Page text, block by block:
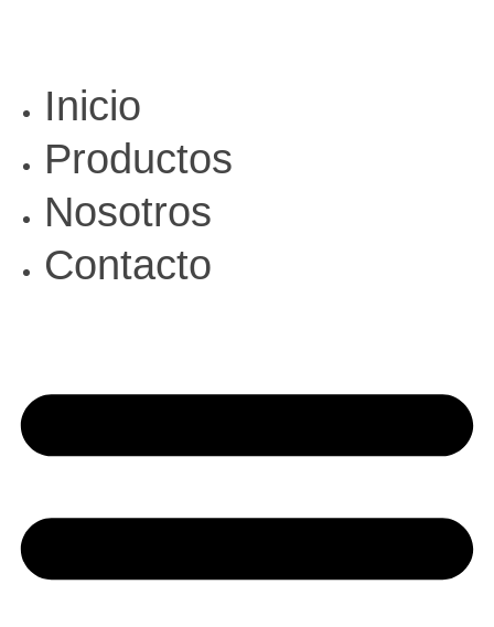
Inicio
Productos
Nosotros
Contacto